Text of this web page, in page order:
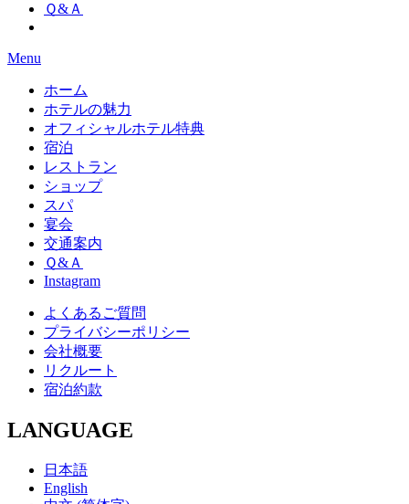
Ｑ&Ａ
Menu
ホーム
ホテルの魅力
オフィシャルホテル特典
宿泊
レストラン
ショップ
スパ
宴会
交通案内
Ｑ&Ａ
Instagram
よくあるご質問
プライバシーポリシー
会社概要
リクルート
宿泊約款
LANGUAGE
日本語
English